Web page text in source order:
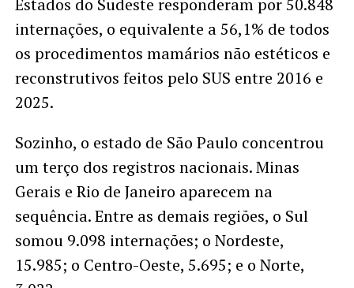
internações, o equivalente a 56,1% de todos
os procedimentos mamários não estéticos e
reconstrutivos feitos pelo SUS entre 2016 e
2025.
Sozinho, o estado de São Paulo concentrou
um terço dos registros nacionais. Minas
Gerais e Rio de Janeiro aparecem na
sequência. Entre as demais regiões, o Sul
somou 9.098 internações; o Nordeste,
15.985; o Centro-Oeste, 5.695; e o Norte,